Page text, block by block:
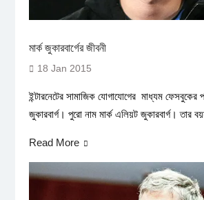
মার্ক জুকারবার্গের জীবনী
18 Jan 2015
ইন্টারনেটের সামাজিক যোগাযোগের মাধ্যম ফেসবুকের
জুকারবার্গ। পুরো নাম মার্ক এলিয়ট জুকারবার্গ। তার
Read More